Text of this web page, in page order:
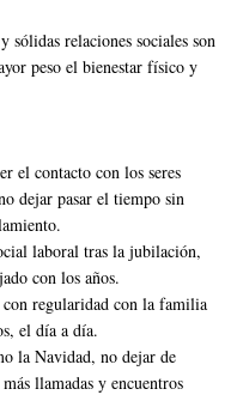
relaciones sociales son
peso el bienestar físico y
el contacto con los seres
dejar pasar el tiempo sin
laboral tras la jubilación,
con los años.
con regularidad con la familia
el día a día.
la Navidad, no dejar de
llamadas y encuentros